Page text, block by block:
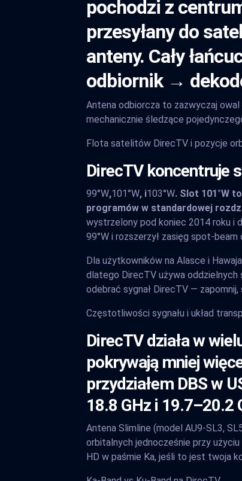
pochodzi z
przesyłany do
anteny. Cały
odbiornik →
Antena odbiorcza to zazwyczaj
mechanicznie śledzące
Flota satelitów DirecTV i pozycje
DirecTV koncentruje
99°W,101°W, i103°W. Slot 101°W
programów w standardowej
wystrzelony pod koniec 2014 roku i
99°W i rozszerzył zasięg spot-
Dla użytkowników na Alasce i
dlatego DirecTV używa oddzielnych
odebrać sygnał DirecTV —
Częstotliwości sygnału i układ
DirecTV działa w
pokrywają mniej
przydziałem DBS w
18.8 GHz i 19.7–20.2
Antena Slimline (model AU9-SL3,
orbitalnych jednocześnie przy
HD w paśmie Ka, jeśli to jest twoja